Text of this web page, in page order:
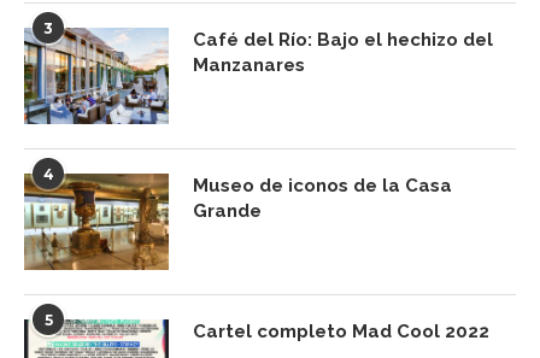
3
Café del Río: Bajo el hechizo del
Manzanares
4
Museo de iconos de la Casa
Grande
5
Cartel completo Mad Cool 2022